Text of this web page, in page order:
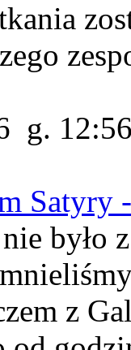
g.
Satyry
było
z